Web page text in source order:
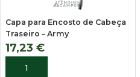
Capa para Encosto de Cabeça
Traseiro – Army
17,23 €
ADICIONAR